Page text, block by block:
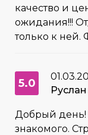
качество и
ожидания!!!
только к ней.
5.0
Добрый день!
знакомого.